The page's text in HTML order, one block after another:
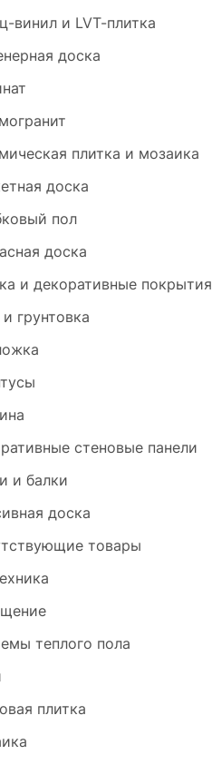
винил и LVT-плитка
доска
плитка и мозаика
доска
пол
доска
и декоративные покрытия
грунтовка
стеновые панели
и балки
доска
товары
теплого пола
плитка